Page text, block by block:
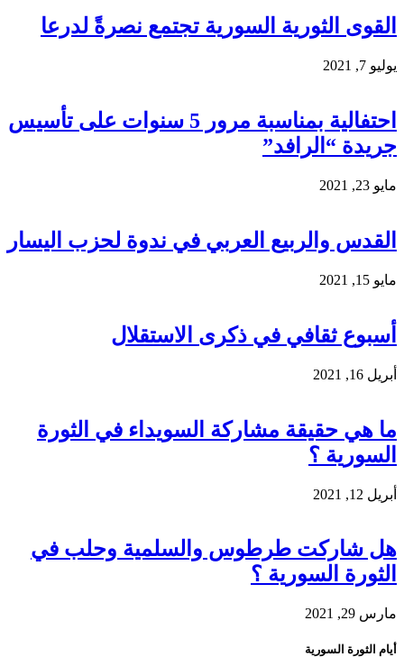
القوى الثورية السورية تجتمع نصرةً لدرعا
يوليو 7, 2021
احتفالية بمناسبة مرور 5 سنوات على تأسيس
جريدة “الرافد”
مايو 23, 2021
القدس والربيع العربي في ندوة لحزب اليسار
مايو 15, 2021
أسبوع ثقافي في ذكرى الاستقلال
أبريل 16, 2021
ما هي حقيقة مشاركة السويداء في الثورة
السورية ؟
أبريل 12, 2021
هل شاركت طرطوس والسلمية وحلب في
الثورة السورية ؟
مارس 29, 2021
أيام الثورة السورية